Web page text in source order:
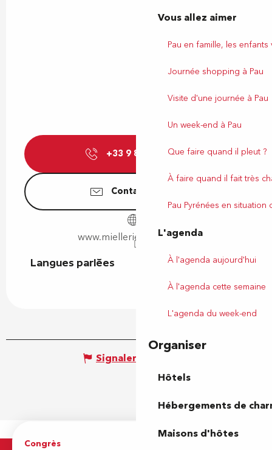
Vous allez aimer
Pau en famille, les
Journée shopping à Pau
Visite d'une journée à Pau
Un week-end à Pau
Que faire quand il pleut ?
À faire quand il fait très
Pau Pyrénées en situation
L'agenda
À l'agenda aujourd'hui
À l'agenda cette semaine
L'agenda du week-end
Organiser
Hôtels
Hébergements de
Maisons d'hôtes
+33 9 84 23 87▒▒
Contactez-nous
www.mielleriedamine.com
Langues parlées
Langues parlées
Signaler une erreur
Congrès